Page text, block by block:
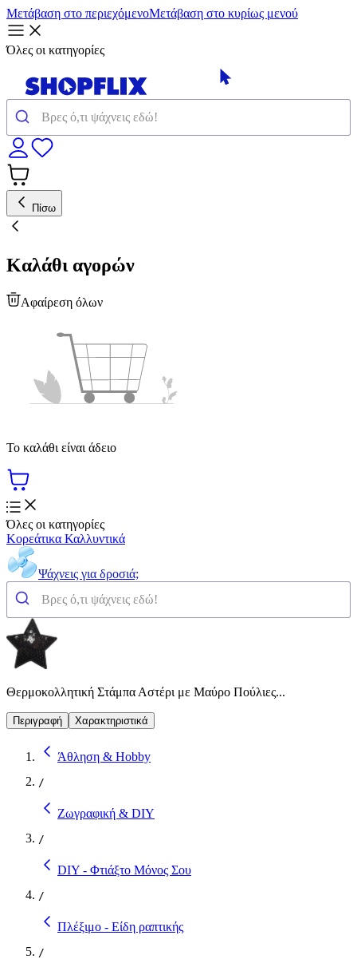
Μετάβαση στο περιεχόμενοΜετάβαση στο κυρίως μενού
Όλες οι κατηγορίες
Πίσω
Καλάθι αγορών
Αφαίρεση όλων
Το καλάθι είναι άδειο
Όλες οι κατηγορίες
Κορεάτικα Καλλυντικά
Ψάχνεις για δροσιά;
Θερμοκολλητική Στάμπα Αστέρι με Μαύρο Πούλιες...
Περιγραφή Χαρακτηριστικά
Άθληση & Hobby
/
Ζωγραφική & DIY
/
DIY - Φτιάξτο Μόνος Σου
/
Πλέξιμο - Είδη ραπτικής
/